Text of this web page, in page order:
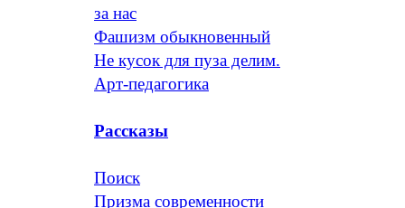
за нас
Фашизм обыкновенный
Не кусок для пуза делим.
Арт-педагогика
Рассказы
Поиск
Призма современности